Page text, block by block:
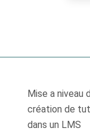
Mise a niveau
création de
dans un LMS